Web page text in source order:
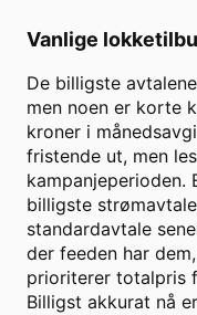
Vanlige
De billigste
men noen er korte
kroner i
fristende ut, men
kampanjeperioden.
billigste
standardavtale
der feeden har
prioriterer totalpris
Billigst akkurat nå